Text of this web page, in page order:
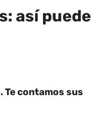
así puede
Te contamos sus